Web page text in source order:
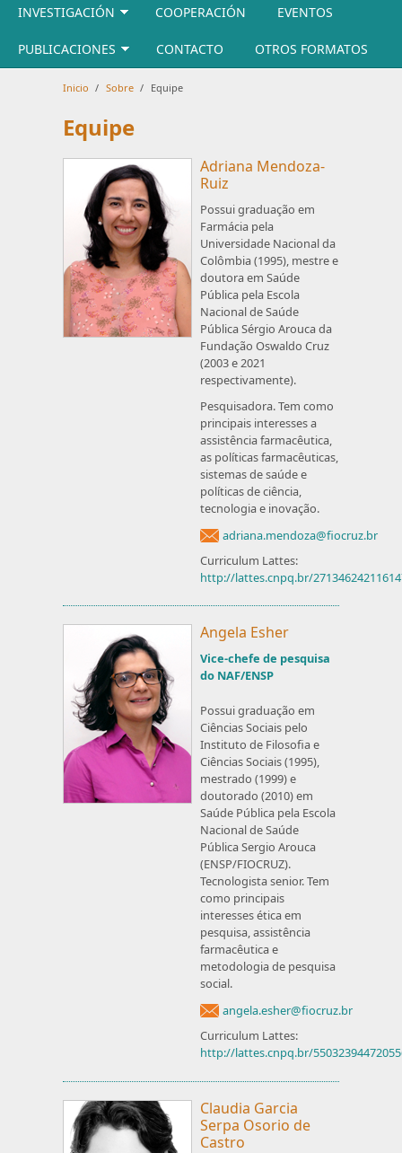
INVESTIGACIÓN COOPERACIÓN EVENTOS
PUBLICACIONES CONTACTO OTROS FORMATOS
Inicio / Sobre / Equipe
Equipe
Adriana Mendoza-
Ruiz
Possui graduação em
Farmácia pela
Universidade Nacional da
Colômbia (1995), mestre e
doutora em Saúde
Pública pela Escola
Nacional de Saúde
Pública Sérgio Arouca da
Fundação Oswaldo Cruz
(2003 e 2021
respectivamente).
Pesquisadora. Tem como
principais interesses a
assistência farmacêutica,
as políticas farmacêuticas,
sistemas de saúde e
políticas de ciência,
tecnologia e inovação.
adriana.mendoza@fiocruz.br
Curriculum Lattes:
http://lattes.cnpq.br/
Angela Esher
Vice-chefe de pesquisa
do NAF/ENSP
Possui graduação em
Ciências Sociais pelo
Instituto de Filosofia e
Ciências Sociais (1995),
mestrado (1999) e
doutorado (2010) em
Saúde Pública pela Escola
Nacional de Saúde
Pública Sergio Arouca
(ENSP/FIOCRUZ).
Tecnologista senior. Tem
como principais
interesses ética em
pesquisa, assistência
farmacêutica e
metodologia de pesquisa
social.
angela.esher@fiocruz.br
Curriculum Lattes:
http://lattes.cnpq.br/
Claudia Garcia
Serpa Osorio de
Castro